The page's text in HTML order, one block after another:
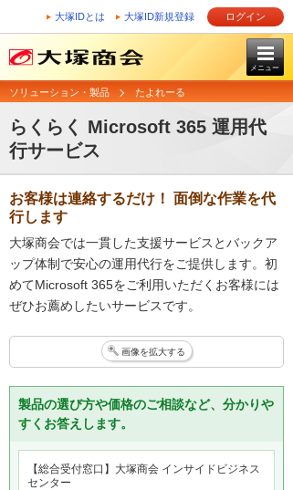
大塚IDとは 大塚ID新規登録 ログイン
メニュー
ソリューション・製品 たよれーる
らくらく Microsoft 365 運用代
行サービス
お客様は連絡するだけ！ 面倒な作業を代
行します
大塚商会では一貫した支援サービスとバックア
ップ体制で安心の運用代行をご提供します。初
めてMicrosoft 365をご利用いただくお客様には
ぜひお薦めしたいサービスです。
画像を拡大する
製品の選び方や価格のご相談など、分かりや
すくお答えします。
【総合受付窓口】大塚商会 インサイドビジネス
センター